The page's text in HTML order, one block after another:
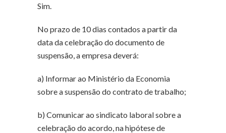
Sim.
No prazo de 10 dias contados a partir da
data da celebração do documento de
suspensão, a empresa deverá:
a) Informar ao Ministério da Economia
sobre a suspensão do contrato de trabalho;
b) Comunicar ao sindicato laboral sobre a
celebração do acordo, na hipótese de